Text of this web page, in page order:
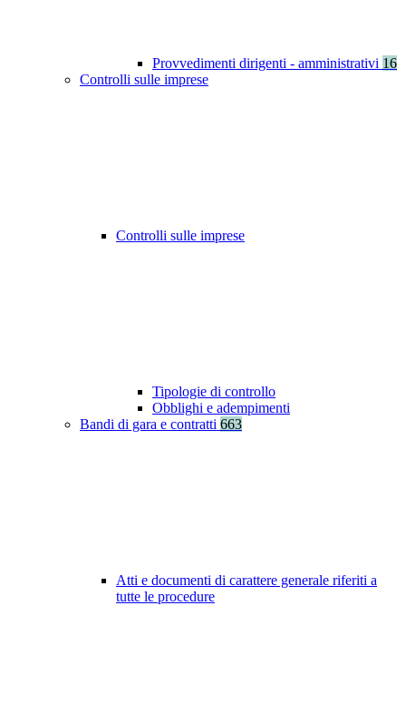
Provvedimenti dirigenti - amministrativi 16
Controlli sulle imprese
Controlli sulle imprese
Tipologie di controllo
Obblighi e adempimenti
Bandi di gara e contratti 663
Atti e documenti di carattere generale riferiti a
tutte le procedure